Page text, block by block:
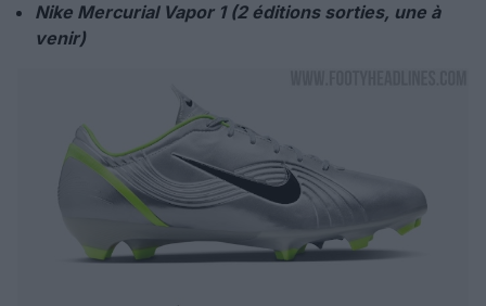
Nike Mercurial Vapor 1 (2 éditions sorties, une à
venir)